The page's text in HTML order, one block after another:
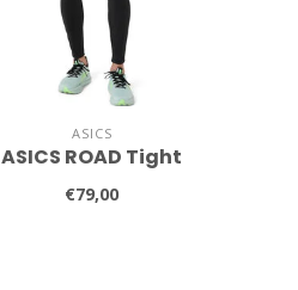
ASICS
ASICS ROAD Tight
€79,00